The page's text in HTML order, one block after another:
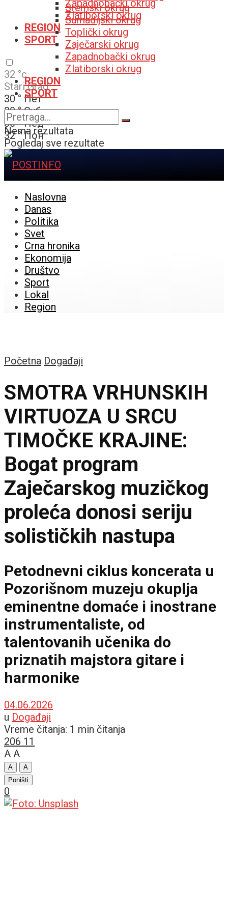
Zapadnobački okrug
Zlatiborski okrug
REGION
SPORT
32 °c
Stari Grad
30 ° Пет
30 ° Суб
30 ° Нед
32 ° Пон
Sremski okrug
Šumadijski okrug
Toplički okrug
Zaječarski okrug
Zapadnobački okrug
Zlatiborski okrug
REGION
SPORT
Nema rezultata
Pogledaj sve rezultate
Naslovna
Danas
Politika
Svet
Crna hronika
Ekonomija
Društvo
Sport
Lokal
Region
Početna Događaji
SMOTRA VRHUNSKIH
VIRTUOZA U SRCU
TIMOČKE KRAJINE:
Bogat program
Zaječarskog muzičkog
proleća donosi seriju
solističkih nastupa
Petodnevni ciklus koncerata u
Pozorišnom muzeju okuplja
eminentne domaće i inostrane
instrumentaliste, od
talentovanih učenika do
priznatih majstora gitare i
harmonike
04.06.2026
u Događaji
Vreme čitanja: 1 min čitanja
206 11
A A
A
A
Poništi
0